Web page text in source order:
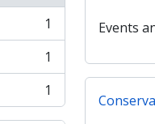
1
1
1
Events